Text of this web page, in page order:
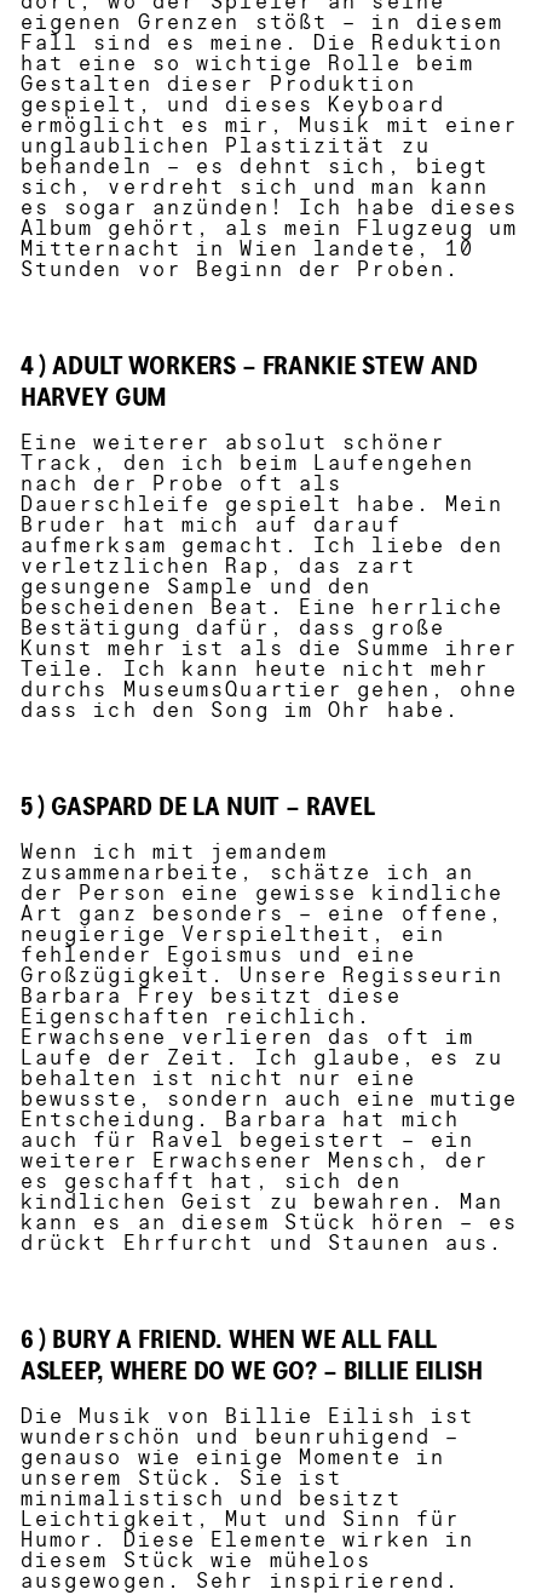
eigenen Grenzen stößt – in diesem
Fall sind es meine. Die Reduktion
hat eine so wichtige Rolle beim
Gestalten dieser Produktion
gespielt, und dieses Keyboard
ermöglicht es mir, Musik mit einer
unglaublichen Plastizität zu
behandeln – es dehnt sich, biegt
sich, verdreht sich und man kann
es sogar anzünden! Ich habe dieses
Album gehört, als mein Flugzeug um
Mitternacht in Wien landete, 10
Stunden vor Beginn der Proben.
4 ) ADULT WORKERS – FRANKIE STEW AND
HARVEY GUM
Eine weiterer absolut schöner
Track, den ich beim Laufengehen
nach der Probe oft als
Dauerschleife gespielt habe. Mein
Bruder hat mich auf darauf
aufmerksam gemacht. Ich liebe den
verletzlichen Rap, das zart
gesungene Sample und den
bescheidenen Beat. Eine herrliche
Bestätigung dafür, dass große
Kunst mehr ist als die Summe ihrer
Teile. Ich kann heute nicht mehr
durchs MuseumsQuartier gehen, ohne
dass ich den Song im Ohr habe.
5 ) GASPARD DE LA NUIT – RAVEL
Wenn ich mit jemandem
zusammenarbeite, schätze ich an
der Person eine gewisse kindliche
Art ganz besonders – eine offene,
neugierige Verspieltheit, ein
fehlender Egoismus und eine
Großzügigkeit. Unsere Regisseurin
Barbara Frey besitzt diese
Eigenschaften reichlich.
Erwachsene verlieren das oft im
Laufe der Zeit. Ich glaube, es zu
behalten ist nicht nur eine
bewusste, sondern auch eine mutige
Entscheidung. Barbara hat mich
auch für Ravel begeistert – ein
weiterer Erwachsener Mensch, der
es geschafft hat, sich den
kindlichen Geist zu bewahren. Man
kann es an diesem Stück hören – es
drückt Ehrfurcht und Staunen aus.
6 ) BURY A FRIEND. WHEN WE ALL FALL
ASLEEP, WHERE DO WE GO? – BILLIE EILISH
Die Musik von Billie Eilish ist
wunderschön und beunruhigend –
genauso wie einige Momente in
unserem Stück. Sie ist
minimalistisch und besitzt
Leichtigkeit, Mut und Sinn für
Humor. Diese Elemente wirken in
diesem Stück wie mühelos
ausgewogen. Sehr inspirierend.